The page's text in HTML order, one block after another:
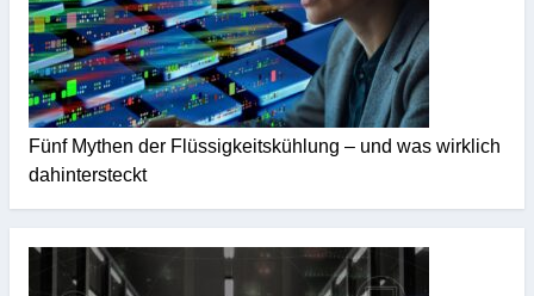
Fünf Mythen der Flüssigkeitskühlung – und was wirklich
dahintersteckt